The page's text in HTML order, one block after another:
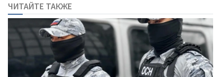
ЧИТАЙТЕ ТАКЖЕ